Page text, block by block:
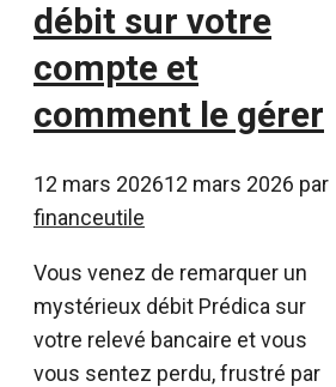
débit sur votre
compte et
comment le gérer
12 mars 202612 mars 2026 par
financeutile
Vous venez de remarquer un
mystérieux débit Prédica sur
votre relevé bancaire et vous
vous sentez perdu, frustré par